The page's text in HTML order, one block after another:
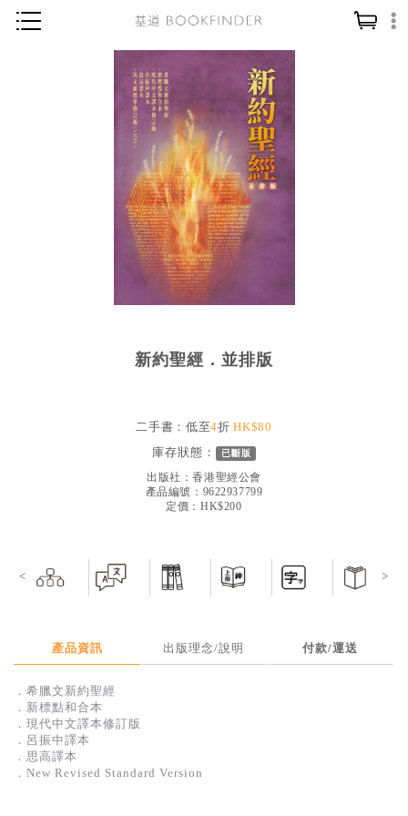
神學／教義
讀經／研經
教會歷史
靈修／禱告
社會／倫理
見證／傳記
其他
禮品專區
暢銷榜
中文二手書
英文二手書
精選英文書
新約聖經．並排版
二手書：低至4折HK$80
庫存狀態：
已斷版
出版社：香港聖經公會
產品編號：9622937799
定價：HK$200
< >
產品資訊 出版理念/說明 付款/運送
．希臘文新約聖經
．新標點和合本
．現代中文譯本修訂版
．呂振中譯本
．思高譯本
．New Revised Standard Version